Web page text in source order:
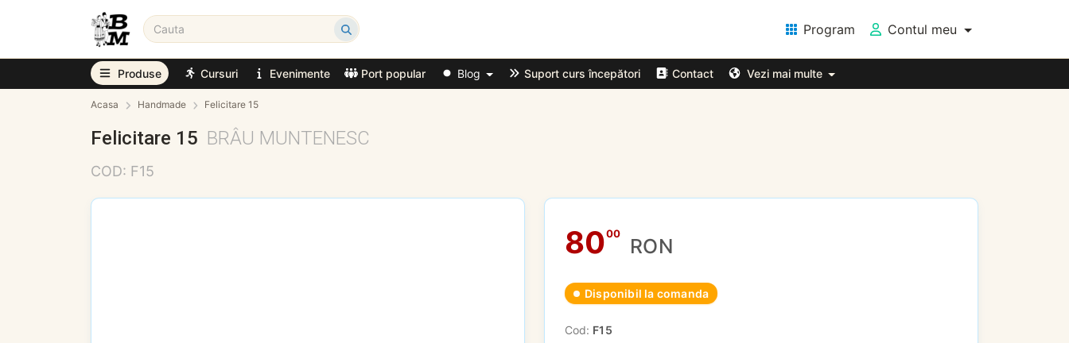
Program Contul meu
Produse Cursuri Evenimente Port popular Blog Suport curs începători Contact Vezi mai multe
Acasa Handmade Felicitare 15
Felicitare 15 BRÂU MUNTENESC
COD: F15
8000
RON
Disponibil la comanda
Cod: F15